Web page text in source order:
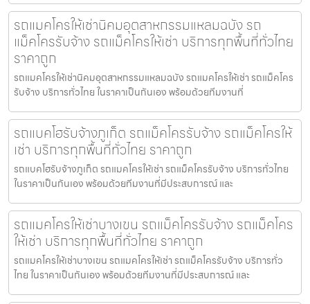
รถแมคโครให้เช่านิคมอุตสาหกรรมแหลมฉบัง รถ
แม็คโครรับจ้าง รถแม็คโครให้เช่า บริการทุกพื้นที่ทั่วไทย
ราคาถูก
รถแมคโครให้เช่านิคมอุตสาหกรรมแหลมฉบัง รถแมคโครให้เช่า รถแม็คโคร
รับจ้าง บริการทั่วไทย ในราคาเป็นกันเอง พร้อมด้วยทีมงานที่
รถแบคโฮรับจ้างภูเก็ต รถแม็คโครรับจ้าง รถแม็คโครให้
เช่า บริการทุกพื้นที่ทั่วไทย ราคาถูก
รถแบคโฮรับจ้างภูเก็ต รถแมคโครให้เช่า รถแม็คโครรับจ้าง บริการทั่วไทย
ในราคาเป็นกันเอง พร้อมด้วยทีมงานที่มีประสบการณ์ และ
รถแมคโครให้เช่าบางเขน รถแม็คโครรับจ้าง รถแม็คโคร
ให้เช่า บริการทุกพื้นที่ทั่วไทย ราคาถูก
รถแมคโครให้เช่าบางเขน รถแมคโครให้เช่า รถแม็คโครรับจ้าง บริการทั่ว
ไทย ในราคาเป็นกันเอง พร้อมด้วยทีมงานที่มีประสบการณ์ และ